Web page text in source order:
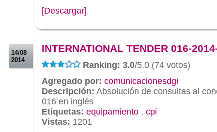
[Descargar]
14/08
2014
INTERNATIONAL TENDER 016-
Ranking: 3.0/5.0 (74 votos)
Agregado por: comunicacionesdgi
Descripción: Absolución de consultas al
016 en inglés
Etiquetas: equipamiento , cpi
Vistas: 1201